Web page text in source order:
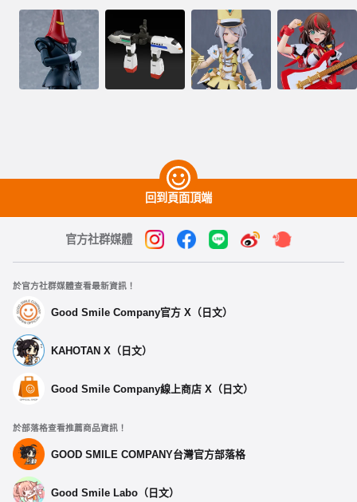
回到頁面頂端
官方社群媒體
於官方社群媒體查看最新資訊！
Good Smile Company官方 X（日文）
KAHOTAN X（日文）
Good Smile Company線上商店 X（日文）
於部落格查看推薦商品資訊！
GOOD SMILE COMPANY台灣官方部落格
Good Smile Labo（日文）